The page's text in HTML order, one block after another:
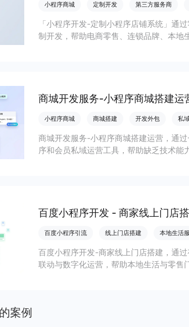
小程序商城 定制开发 第三方服务商
「小程序开发-定制小程序店铺系统」通
制开发，帮助电商零售、连锁品牌、本地
商城开发服务-小程序商城搭建运
小程序商城 商城搭建 开发外包 私
商城开发服务-小程序商城搭建运营，通
序和会员私域运营工具，帮助缺乏技术能
百度小程序开发 - 商家线上门店
百度小程序引流 线上门店搭建 本地生活
百度小程序开发-商家线上门店搭建，通
联动与数字化运营，帮助本地生活与零售
案例